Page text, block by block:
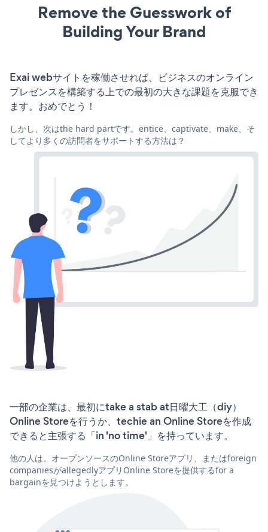
Remove the Guesswork of
Building Your Brand
Exai webサイトを稼働させれば、ビジネスのオンライン
プレゼンスを構築する上での最初の大きな課題を克服でき
ます。おめでとう！
しかし、次はthe hard partです。entice、captivate、make、そ
してより多くの訪問者をサポートする方法は？
一部の企業は、最初にtake a stab at日曜大工（diy）
Online Storeを行うか、techie an Online Storeを作成
できると主張する「in 'no time'」を持っています。
他の人は、オープンソースのOnline Storeアプリ、またはforeign
companiesがallegedlyアプリOnline Storeを提供するfor a
bargainを見つけようとします。